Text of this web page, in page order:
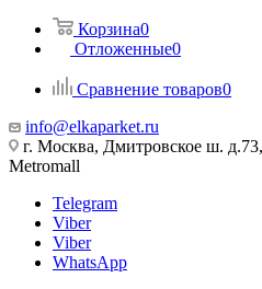
Корзина0
Отложенные0
Сравнение товаров0
info@elkaparket.ru
г. Москва, Дмитровское ш.
Metromall
Telegram
Viber
Viber
WhatsApp